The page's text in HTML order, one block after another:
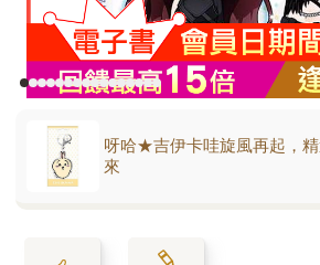
呀哈★吉伊卡哇旋風再起，
來